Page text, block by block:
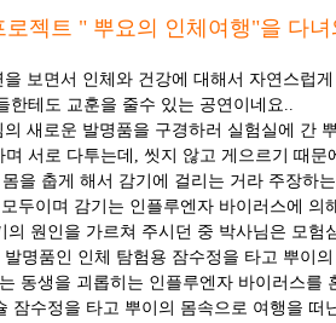
젝트 " 뿌요의 인체여행"을 다녀
보면서 인체와 건강에 대해서 자연스럽
한테도 교훈을 줄수 있는 공연이네요..
새로운 발명품을 구경하러 실험실에 간
서로 다투는데, 씻지 않고 게으르기 때문
춥게 해서 감기에 걸리는 거라 주장하는
이며 감기는 인플루엔자 바이러스에 의
원인을 가르쳐 주시던 중 박사님은 모험
명품인 인체 탐험용 잠수정을 타고 뿌이의
생을 괴롭히는 인플루엔자 바이러스를
수정을 타고 뿌이의 몸속으로 여행을 떠